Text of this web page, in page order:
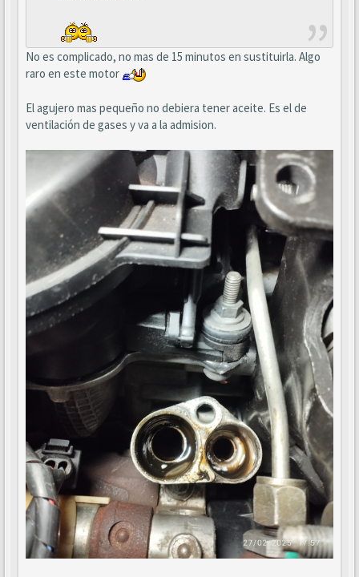
No es complicado, no mas de 15 minutos en sustituirla. Algo
raro en este motor
El agujero mas pequeño no debiera tener aceite. Es el de
ventilación de gases y va a la admision.